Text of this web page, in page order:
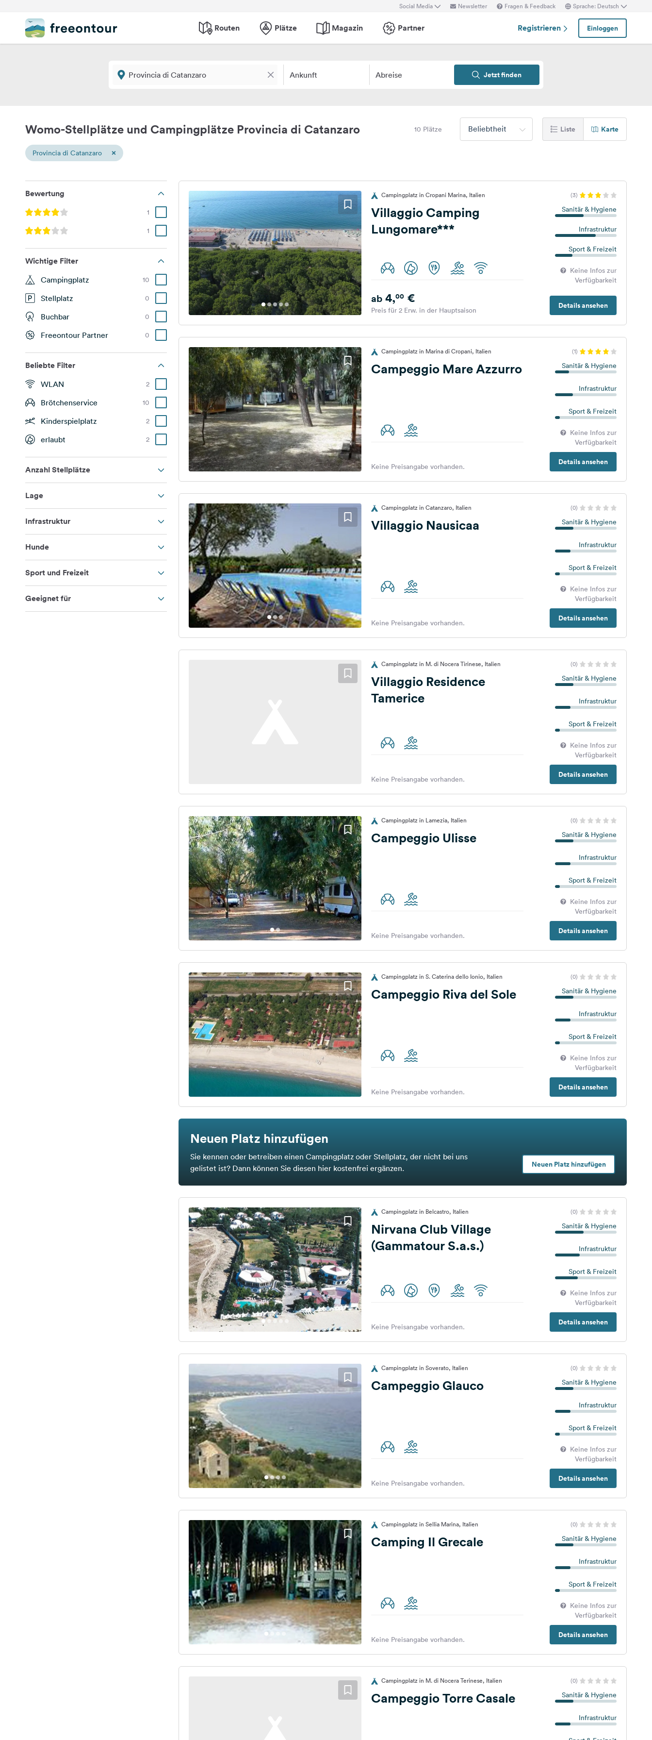
Social Media Newsletter Fragen & Feedback Sprache: Deutsch
Routen Plätze Magazin Partner Registrieren Einloggen
Ankunft Abreise Jetzt finden
Womo-Stellplätze und Campingplätze Provincia di Catanzaro 10 Plätze Beliebtheit Liste Karte
Provincia di Catanzaro ×
Bewertung
1
1
Wichtige Filter
Campingplatz 10
Stellplatz 0
Buchbar 0
Freeontour Partner 0
Beliebte Filter
WLAN 2
Brötchenservice 10
Kinderspielplatz 2
erlaubt 2
Anzahl Stellplätze
Lage
Infrastruktur
Hunde
Sport und Freizeit
Geeignet für
Campingplatz in Cropani Marina, Italien (3)
Villaggio Camping
Lungomare***
Sanitär & Hygiene
Infrastruktur
Sport & Freizeit
Keine Infos zur
Verfügbarkeit
Details ansehen
ab4,00€
Preis für 2 Erw. in der Hauptsaison
Campingplatz in Marina di Cropani, Italien (1)
Campeggio Mare Azzurro Sanitär & Hygiene
Infrastruktur
Sport & Freizeit
Keine Infos zur
Verfügbarkeit
Details ansehen
Keine Preisangabe vorhanden.
Campingplatz in Catanzaro, Italien (0)
Villaggio Nausicaa Sanitär & Hygiene
Infrastruktur
Sport & Freizeit
Keine Infos zur
Verfügbarkeit
Details ansehen
Keine Preisangabe vorhanden.
Campingplatz in M. di Nocera Tirinese, Italien (0)
Villaggio Residence
Tamerice
Sanitär & Hygiene
Infrastruktur
Sport & Freizeit
Keine Infos zur
Verfügbarkeit
Details ansehen
Keine Preisangabe vorhanden.
Campingplatz in Lamezia, Italien (0)
Campeggio Ulisse Sanitär & Hygiene
Infrastruktur
Sport & Freizeit
Keine Infos zur
Verfügbarkeit
Details ansehen
Keine Preisangabe vorhanden.
Campingplatz in S. Caterina dello Ionio, Italien (0)
Campeggio Riva del Sole Sanitär & Hygiene
Infrastruktur
Sport & Freizeit
Keine Infos zur
Verfügbarkeit
Details ansehen
Keine Preisangabe vorhanden.
Neuen Platz hinzufügen
Sie kennen oder betreiben einen Campingplatz oder Stellplatz, der nicht bei uns
gelistet ist? Dann können Sie diesen hier kostenfrei ergänzen.
Neuen Platz hinzufügen
Campingplatz in Belcastro, Italien (0)
Nirvana Club Village
(Gammatour S.a.s.)
Sanitär & Hygiene
Infrastruktur
Sport & Freizeit
Keine Infos zur
Verfügbarkeit
Details ansehen
Keine Preisangabe vorhanden.
Campingplatz in Soverato, Italien (0)
Campeggio Glauco Sanitär & Hygiene
Infrastruktur
Sport & Freizeit
Keine Infos zur
Verfügbarkeit
Details ansehen
Keine Preisangabe vorhanden.
Campingplatz in Sellia Marina, Italien (0)
Camping Il Grecale Sanitär & Hygiene
Infrastruktur
Sport & Freizeit
Keine Infos zur
Verfügbarkeit
Details ansehen
Keine Preisangabe vorhanden.
Campingplatz in M. di Nocera Terinese, Italien (0)
Campeggio Torre Casale Sanitär & Hygiene
Infrastruktur